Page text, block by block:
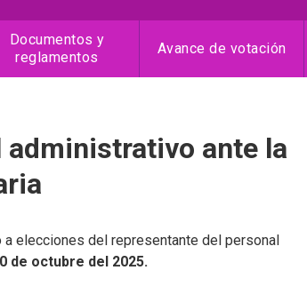
Documentos y
reglamentos
Avance de votación
administrativo ante la
elecciones del representante del personal
de octubre del 2025.